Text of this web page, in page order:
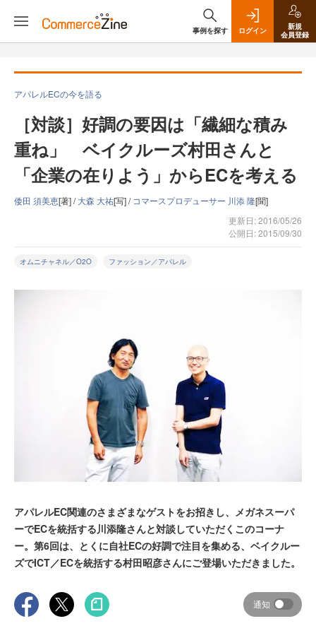
事例を探す ログイン
新規
会員登録
アパレルECの今を語る
［対談］好調の要因は「繊細な積み
重ね」 ベイクルーズ村田さんと
「企業の在りよう」からECを考える
倭田 須美恵[著] /大森 大祐[写] / コマースプロデューサー 川添 隆[聞]
更新日: 2016/05/26
公開日: 2015/09/30
オムニチャネル／O2O ファッション／アパレル
アパレルEC関連のさまざまなゲストをお招きし、メガネスーパ
ーでECを統括する川添隆さんと対談していただくこのコーナ
ー。第6回は、とくに自社ECの好調で注目を集める、ベイクルー
ズでICT／ECを統括する村田昭彦さんにご登場いただきました。
通知